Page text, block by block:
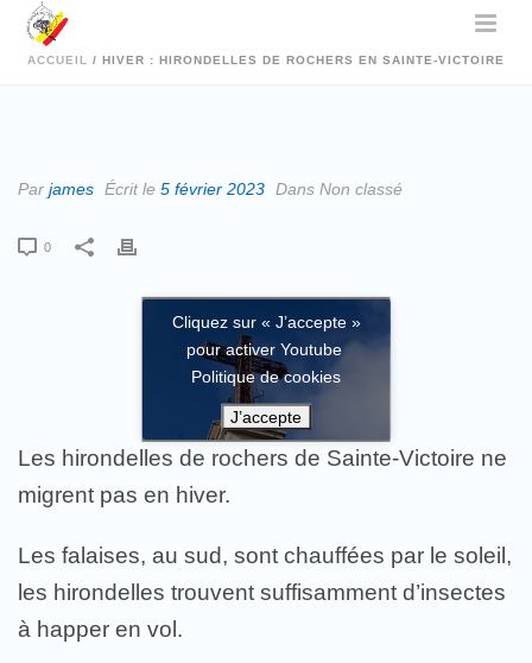
ACCUEIL / HIVER : HIRONDELLES DE ROCHERS EN SAINTE-VICTOIRE
Par james Écrit le 5 février 2023 Dans Non classé
0
Cliquez sur « J’accepte »
pour activer Youtube
Politique de cookies
J’accepte
Les hirondelles de rochers de Sainte-Victoire ne
migrent pas en hiver.
Les falaises, au sud, sont chauffées par le soleil,
les hirondelles trouvent suffisamment d’insectes
à happer en vol.